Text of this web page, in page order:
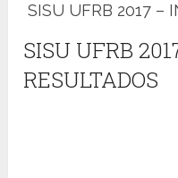
SISU UFRB 2017 –
SISU UFRB
RESULTADOS